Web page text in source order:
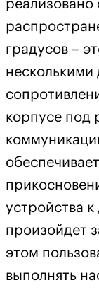
градусов –
корпусе под
устройства
произойдет
этом
выполнять